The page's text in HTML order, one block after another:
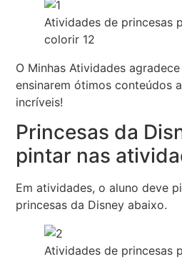
Atividades de princesas
colorir 12
O Minhas Atividades
ensinarem ótimos conteúdos
incríveis!
Princesas da
pintar nas
Em atividades, o aluno deve
princesas da Disney abaixo.
Atividades de princesas